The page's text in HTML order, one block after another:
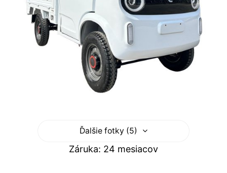
Ďalšie fotky (5)
Záruka: 24 mesiacov